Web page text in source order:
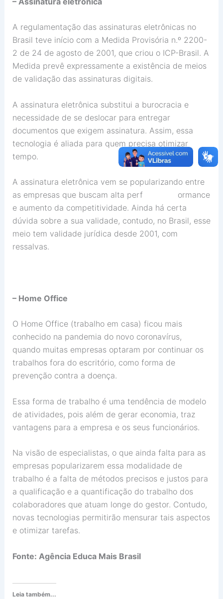
A regulamentação das assinaturas eletrônicas no
Brasil teve início com a Medida Provisória n.º 2200-
2 de 24 de agosto de 2001, que criou o ICP-Brasil. A
Medida prevê expressamente a existência de meios
de validação das assinaturas digitais.
A assinatura eletrônica substitui a burocracia e
necessidade de se deslocar para entregar
documentos que exigem assinatura. Assim, essa
tecnologia é aliada para quem precisa otimizar
tempo.
A assinatura eletrônica vem se popularizando entre
as empresas que buscam alta perf ormance
e aumento da competitividade. Ainda há certa
dúvida sobre a sua validade, contudo, no Brasil, esse
meio tem validade jurídica desde 2001, com
ressalvas.
– Home Office
O Home Office (trabalho em casa) ficou mais
conhecido na pandemia do novo coronavírus,
quando muitas empresas optaram por continuar os
trabalhos fora do escritório, como forma de
prevenção contra a doença.
Essa forma de trabalho é uma tendência de modelo
de atividades, pois além de gerar economia, traz
vantagens para a empresa e os seus funcionários.
Na visão de especialistas, o que ainda falta para as
empresas popularizarem essa modalidade de
trabalho é a falta de métodos precisos e justos para
a qualificação e a quantificação do trabalho dos
colaboradores que atuam longe do gestor. Contudo,
novas tecnologias permitirão mensurar tais aspectos
e otimizar tarefas.
Fonte: Agência Educa Mais Brasil
Leia também...